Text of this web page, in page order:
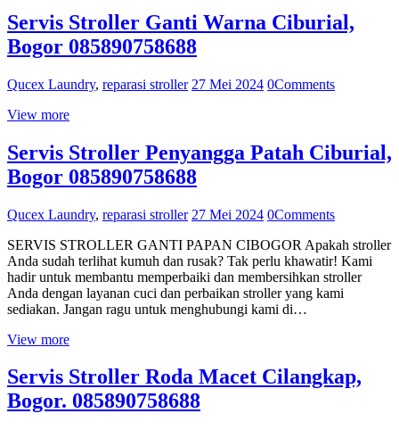
Servis Stroller Ganti Warna Ciburial,
Bogor 085890758688
Qucex Laundry, reparasi stroller 27 Mei 2024 0Comments
View more
Servis Stroller Penyangga Patah Ciburial,
Bogor 085890758688
Qucex Laundry, reparasi stroller 27 Mei 2024 0Comments
SERVIS STROLLER GANTI PAPAN CIBOGOR Apakah stroller
Anda sudah terlihat kumuh dan rusak? Tak perlu khawatir! Kami
hadir untuk membantu memperbaiki dan membersihkan stroller
Anda dengan layanan cuci dan perbaikan stroller yang kami
sediakan. Jangan ragu untuk menghubungi kami di…
View more
Servis Stroller Roda Macet Cilangkap,
Bogor. 085890758688